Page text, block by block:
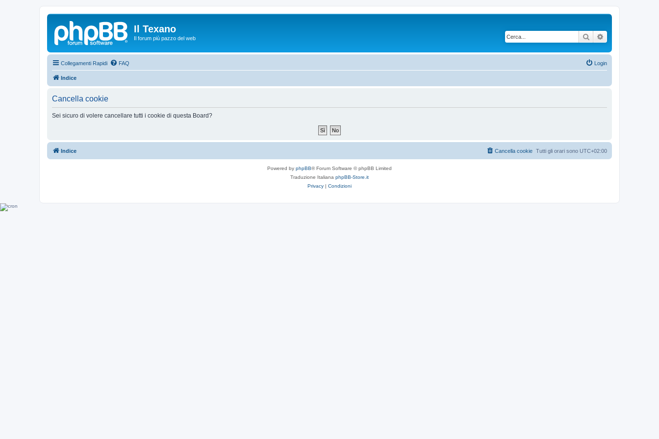
Il Texano
Il forum più pazzo del web Cerca
Collegamenti Rapidi FAQ Login
Indice
Cancella cookie
Sei sicuro di volere cancellare tutti i cookie di questa Board?
Indice Tutti gli orari sono UTC+02:00
Cancella cookie
Powered by phpBB® Forum Software © phpBB Limited
Traduzione Italiana phpBB-Store.it
Privacy | Condizioni